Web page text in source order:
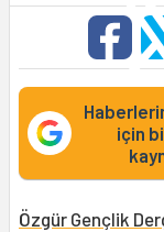
için
Özgür Gençlik